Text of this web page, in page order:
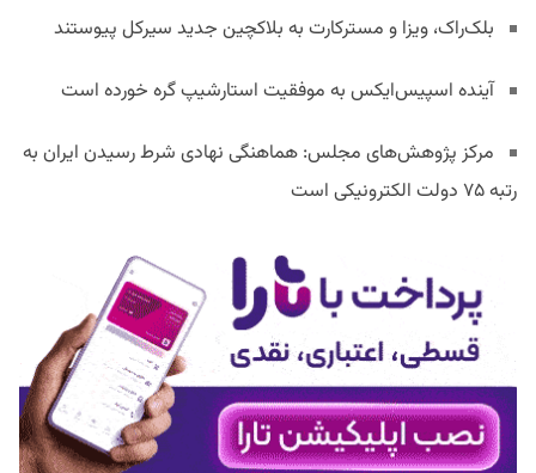
بلک‌راک، ویزا و مسترکارت به بلاکچین جدید سیرکل پیوستند
آینده اسپیس‌ایکس به موفقیت استارشیپ گره خورده است
مرکز پژوهش‌های مجلس: هماهنگی نهادی شرط رسیدن ایران به
رتبه ۷۵ دولت الکترونیکی است